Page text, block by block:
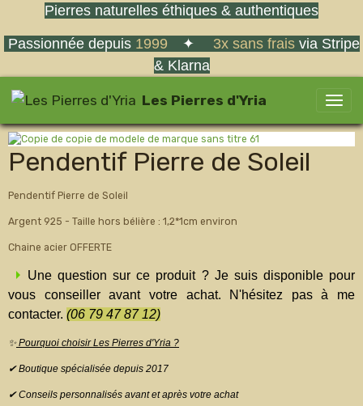
Pierres naturelles éthiques & authentiques
Passionnée depuis 1999 ✦ 3x sans fraisvia Stripe
& Klarna
Les Pierres d'Yria
Pendentif Pierre de Soleil
Pendentif Pierre de Soleil
Argent 925 - Taille hors bélière : 1,2*1cm environ
Chaine acier OFFERTE
Une question sur ce produit ? Je suis disponible pour
vous conseiller avant votre achat. N'hésitez pas à me
contacter. (06 79 47 87 12)
✨Pourquoi choisir Les Pierres d'Yria ?
✔ Boutique spécialisée depuis 2017
✔ Conseils personnalisés avant et après votre achat